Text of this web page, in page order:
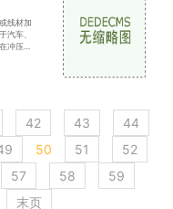
线材加
汽车、
冲压件
42 43
44
50 51
52
57 58
59
末页